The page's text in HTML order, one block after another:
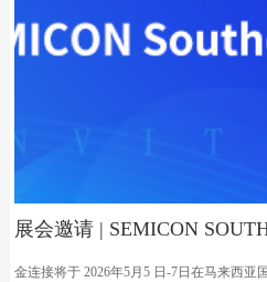
展会邀请 | SEMICON